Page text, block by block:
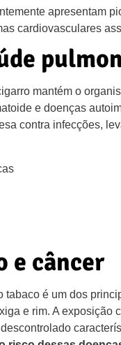
apresentam
cardiovasculares
mantém o
e doenças
contra infecções,
e câncer
é um dos
e rim. A